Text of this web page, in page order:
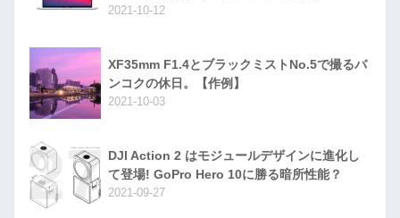
2021-10-12
XF35mm F1.4とブラックミストNo.5で撮るバ
ンコクの休日。【作例】
2021-10-03
DJI Action 2 はモジュールデザインに進化し
て登場! GoPro Hero 10に勝る暗所性能？
2021-09-27